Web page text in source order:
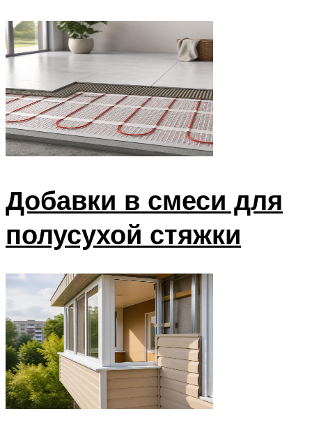
Добавки в смеси для
полусухой стяжки